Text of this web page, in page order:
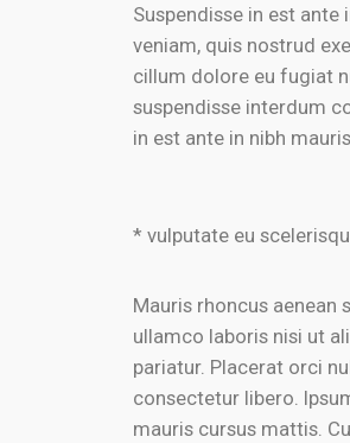
Suspendisse in est
veniam, quis nostrud
cillum dolore eu fugiat
suspendisse interdum
in est ante in nibh
* vulputate eu
Mauris rhoncus
ullamco laboris nisi ut
pariatur. Placerat orci
consectetur libero.
mauris cursus mattis.